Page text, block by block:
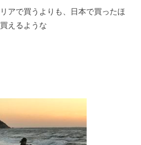
アで買うよりも、日本で買ったほ
えるような